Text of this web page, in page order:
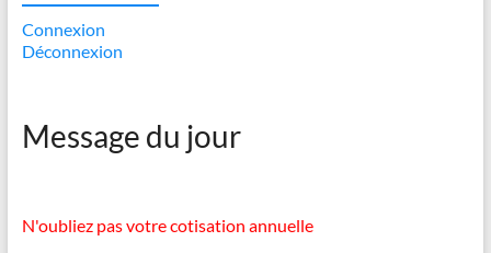
Connexion
Déconnexion
Message du jour
N'oubliez pas votre cotisation annuelle